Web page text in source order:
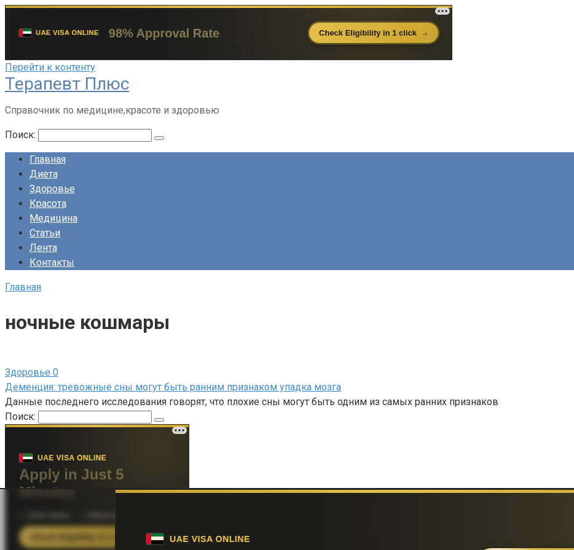
Перейти к контенту
Терапевт Плюс
Справочник по медицине,красоте и здоровью
Поиск:
Главная
Диета
Здоровье
Красота
Медицина
Статьи
Лента
Контакты
Главная
ночные кошмары
Здоровье 0
Деменция: тревожные сны могут быть ранним признаком упадка мозга
Данные последнего исследования говорят, что плохие сны могут быть одним из самых ранних признаков
Поиск: